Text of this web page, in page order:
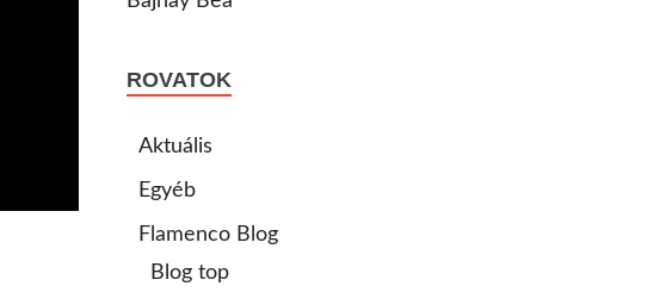
ROVATOK
Aktuális
Egyéb
Flamenco Blog
Blog top